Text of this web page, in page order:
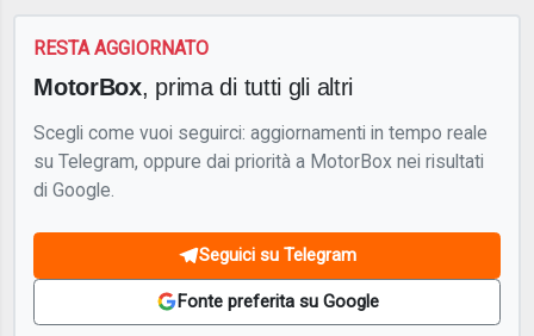
RESTA AGGIORNATO
MotorBox, prima di tutti gli altri
Scegli come vuoi seguirci: aggiornamenti in tempo reale
su Telegram, oppure dai priorità a MotorBox nei risultati
di Google.
Seguici su Telegram
Fonte preferita su Google